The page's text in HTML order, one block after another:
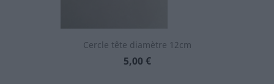
Cercle tête diamètre 12cm
Prix
5,00 €